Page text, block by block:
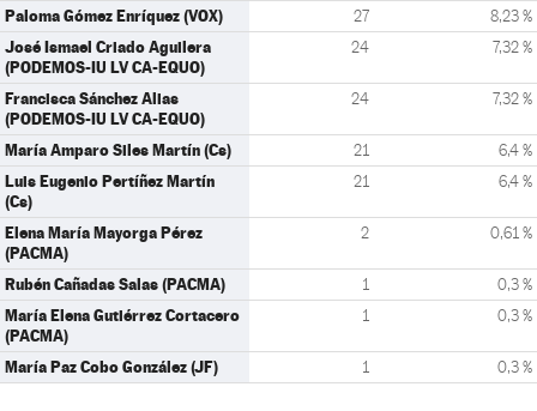
Paloma Gómez Enríquez (VOX) 27 8,23 %
José Ismael Criado Aguilera
(PODEMOS-IU LV CA-EQUO)
24 7,32 %
Francisca Sánchez Alias
(PODEMOS-IU LV CA-EQUO)
24 7,32 %
María Amparo Siles Martín (Cs) 21 6,4 %
Luis Eugenio Pertíñez Martín
(Cs)
21 6,4 %
Elena María Mayorga Pérez
(PACMA)
2 0,61 %
Rubén Cañadas Salas (PACMA) 1 0,3 %
María Elena Gutiérrez Cortacero
(PACMA)
1 0,3 %
María Paz Cobo González (JF) 1 0,3 %